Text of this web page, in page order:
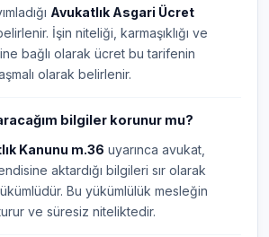
Avukatlık Asgari Ücret
İşin niteliği, karmaşıklığı ve
bağlı olarak ücret bu tarifenin
olarak belirlenir.
bilgiler korunur mu?
Kanunu m.36 uyarınca avukat,
aktardığı bilgileri sır olarak
Bu yükümlülük mesleğin
ve süresiz niteliktedir.